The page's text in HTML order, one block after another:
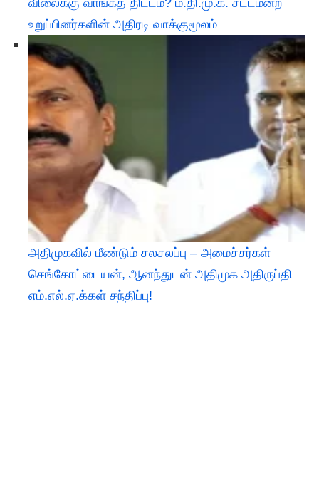
விலைக்கு வாங்கத் திட்டம்? ம.தி.மு.க. சட்டமன்ற
உறுப்பினர்களின் அதிரடி வாக்குமூலம்
அதிமுகவில் மீண்டும் சலசலப்பு – அமைச்சர்கள்
செங்கோட்டையன், ஆனந்துடன் அதிமுக அதிருப்தி
எம்.எல்.ஏ.க்கள் சந்திப்பு!